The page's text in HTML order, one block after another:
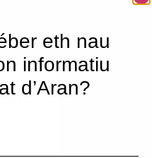
les
eth nau
informatiu
d’Aran?